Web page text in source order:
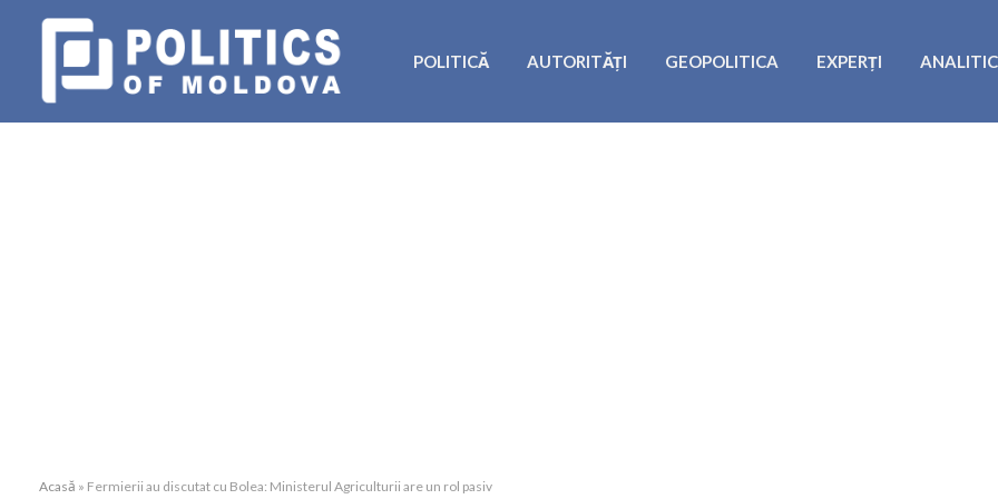
POLITICĂ AUTORITĂȚI GEOPOLITICA EXPERȚI
Acasă » Fermierii au discutat cu Bolea: Ministerul Agriculturii are un rol pasiv